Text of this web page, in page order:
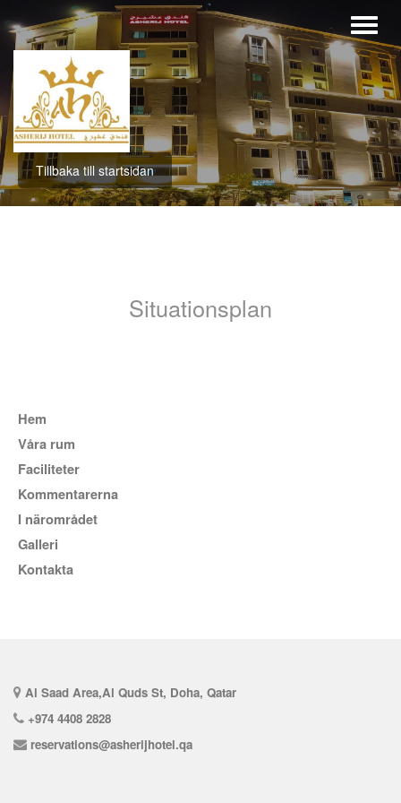
Tillbaka till startsidan
Situationsplan
Hem
Våra rum
Faciliteter
kommentarerna
I närområdet
Galleri
Kontakta
Al Saad Area,Al Quds St, Doha, Qatar
+974 4408 2828
reservations@asherijhotel.qa